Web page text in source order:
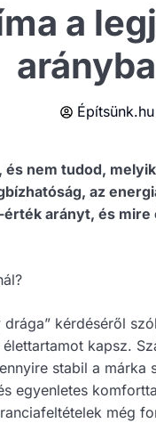
a
Építsünk.hu
nem tudod,
az
arányt, és
kérdéséről
kapsz.
stabil a
egyenletes
még